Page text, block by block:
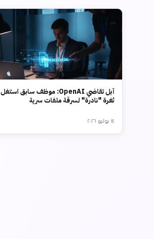
آبل تقاضي OpenAI: موظف سابق استغل
ثغرة "نادرة" لسرقة ملفات سرية
١٤ يوليو ٢٠٢٦